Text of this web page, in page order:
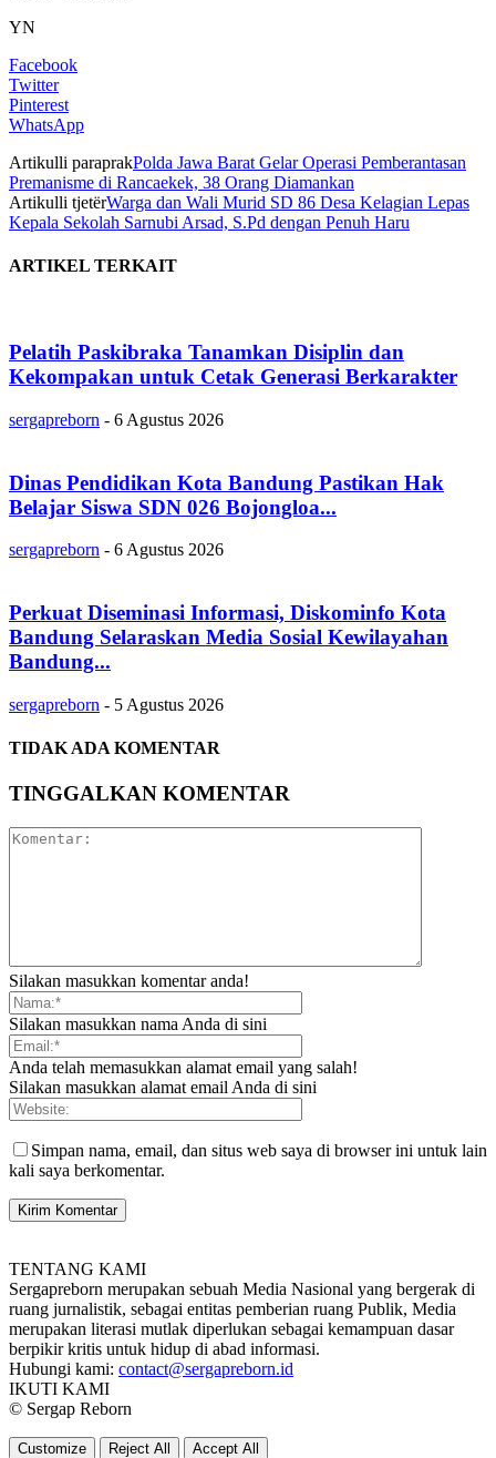
YN
Facebook
Twitter
Pinterest
WhatsApp
Artikulli paraprakPolda Jawa Barat Gelar Operasi Pemberantasan
Premanisme di Rancaekek, 38 Orang Diamankan
Artikulli tjetërWarga dan Wali Murid SD 86 Desa Kelagian Lepas
Kepala Sekolah Sarnubi Arsad, S.Pd dengan Penuh Haru
ARTIKEL TERKAIT
Pelatih Paskibraka Tanamkan Disiplin dan
Kekompakan untuk Cetak Generasi Berkarakter
sergapreborn - 6 Agustus 2026
Dinas Pendidikan Kota Bandung Pastikan Hak
Belajar Siswa SDN 026 Bojongloa...
sergapreborn - 6 Agustus 2026
Perkuat Diseminasi Informasi, Diskominfo Kota
Bandung Selaraskan Media Sosial Kewilayahan
Bandung...
sergapreborn - 5 Agustus 2026
TIDAK ADA KOMENTAR
TINGGALKAN KOMENTAR
Silakan masukkan komentar anda!
Silakan masukkan nama Anda di sini
Anda telah memasukkan alamat email yang salah!
Silakan masukkan alamat email Anda di sini
Simpan nama, email, dan situs web saya di browser ini untuk lain
kali saya berkomentar.
TENTANG KAMI
Sergapreborn merupakan sebuah Media Nasional yang bergerak di
ruang jurnalistik, sebagai entitas pemberian ruang Publik, Media
merupakan literasi mutlak diperlukan sebagai kemampuan dasar
berpikir kritis untuk hidup di abad informasi.
Hubungi kami: contact@sergapreborn.id
IKUTI KAMI
© Sergap Reborn
Customize Reject All Accept All